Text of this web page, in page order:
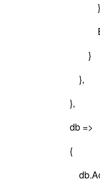
}
}
},
},
db =>
{